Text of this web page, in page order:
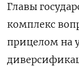
Главы
комплекс
прицелом на